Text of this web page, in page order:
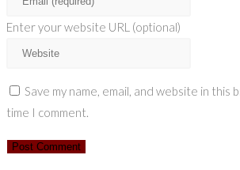
Enter your website URL (optional)
Save my name, email, and website in
time I comment.